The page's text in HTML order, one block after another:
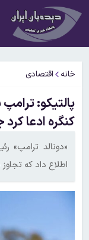
خانه اقتصادی
پالتیکو:
کنگره ادعا
«دونالد ترامپ»
اطلاع داد که